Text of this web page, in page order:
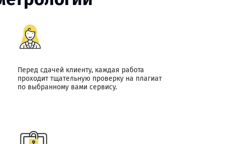
Перед сдачей клиенту, каждая работа
проходит тщательную проверку на плагиат
по выбранному вами сервису.